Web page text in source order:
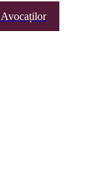
Avocaților